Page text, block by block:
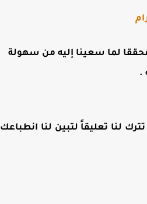
محققا لما سعينا إليه من سهولة
.
لنا تعليقاً لتبين لنا انطباعك